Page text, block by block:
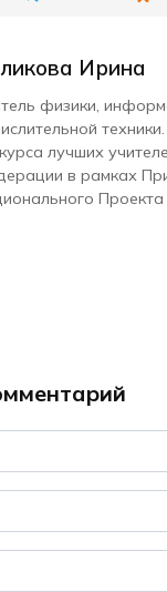
Ирина
физики,
лучших
в рамках